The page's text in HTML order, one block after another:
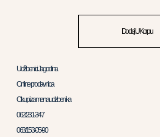
Dodaj U Korpu
Udžbenici Jagodina
Online prodavnica
Otkup i zamena udzbenika
062/231-347
063/153-05-90